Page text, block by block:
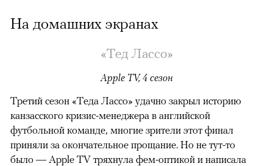
На домашних экранах
«Тед Лассо»
Apple TV, 4 сезон
Третий сезон «Теда Лассо» удачно закрыл историю
канзасского кризис-менеджера в английской
футбольной команде, многие зрители этот финал
приняли за окончательное прощание. Но не тут-то
было — Apple TV тряхнула фем-оптикой и написала